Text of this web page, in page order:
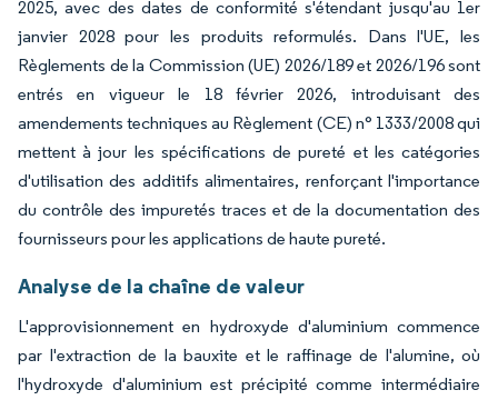
2025, avec des dates de conformité s'étendant jusqu'au 1er
janvier 2028 pour les produits reformulés. Dans l'UE, les
Règlements de la Commission (UE) 2026/189 et 2026/196 sont
entrés en vigueur le 18 février 2026, introduisant des
amendements techniques au Règlement (CE) n° 1333/2008 qui
mettent à jour les spécifications de pureté et les catégories
d'utilisation des additifs alimentaires, renforçant l'importance
du contrôle des impuretés traces et de la documentation des
fournisseurs pour les applications de haute pureté.
Analyse de la chaîne de valeur
L'approvisionnement en hydroxyde d'aluminium commence
par l'extraction de la bauxite et le raffinage de l'alumine, où
l'hydroxyde d'aluminium est précipité comme intermédiaire